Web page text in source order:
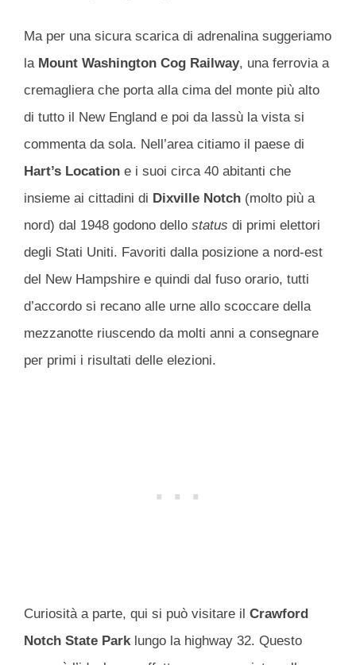
Ma per una sicura scarica di adrenalina suggeriamo
la Mount Washington Cog Railway, una ferrovia a
cremagliera che porta alla cima del monte più alto
di tutto il New England e poi da lassù la vista si
commenta da sola. Nell’area citiamo il paese di
Hart’s Location e i suoi circa 40 abitanti che
insieme ai cittadini di Dixville Notch (molto più a
nord) dal 1948 godono dello status di primi elettori
degli Stati Uniti. Favoriti dalla posizione a nord-est
del New Hampshire e quindi dal fuso orario, tutti
d’accordo si recano alle urne allo scoccare della
mezzanotte riuscendo da molti anni a consegnare
per primi i risultati delle elezioni.
Curiosità a parte, qui si può visitare il Crawford
Notch State Parklungo la highway 32. Questo